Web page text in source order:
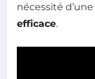
nécessité d’une
efficace.